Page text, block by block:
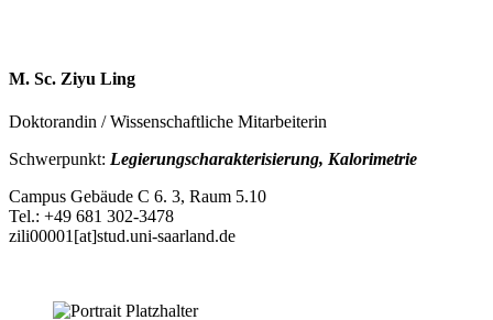
M. Sc. Ziyu Ling
Doktorandin / Wissenschaftliche Mitarbeiterin
Schwerpunkt: Legierungscharakterisierung, Kalorimetrie
Campus Gebäude C 6. 3, Raum 5.10
Tel.: +49 681 302-3478
zili00001[at]stud.uni-saarland.de